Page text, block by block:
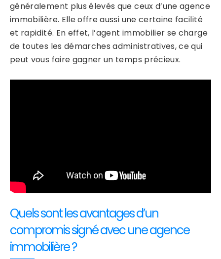
généralement plus élevés que ceux d’une agence
immobilière. Elle offre aussi une certaine facilité
et rapidité. En effet, l’agent immobilier se charge
de toutes les démarches administratives, ce qui
peut vous faire gagner un temps précieux.
Quels sont les avantages d’un
compromis signé avec une agence
immobilière ?